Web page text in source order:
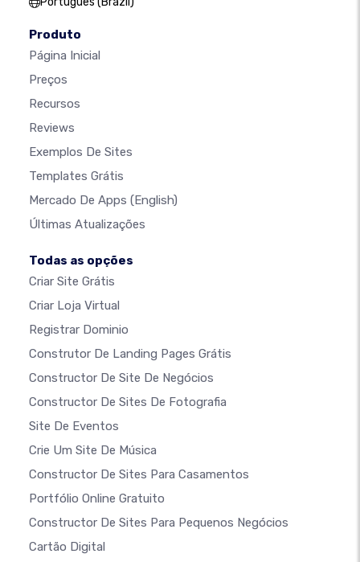
Produto
Página Inicial
Preços
Recursos
Reviews
Exemplos De Sites
Templates Grátis
Mercado De Apps (English)
Últimas Atualizações
Todas as opções
Criar Site Grátis
Criar Loja Virtual
Registrar Dominio
Construtor De Landing Pages Grátis
Constructor De Site De Negócios
Constructor De Sites De Fotografia
Site De Eventos
Crie Um Site De Música
Constructor De Sites Para Casamentos
Portfólio Online Gratuito
Constructor De Sites Para Pequenos Negócios
Cartão Digital